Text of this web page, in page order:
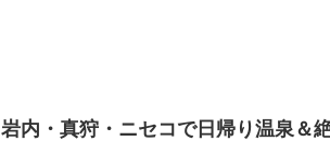
岩内・真狩・ニセコで日帰り温泉＆